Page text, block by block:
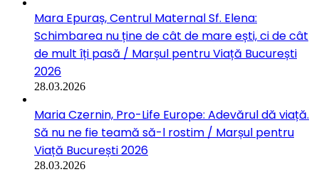
Mara Epuraș, Centrul Maternal Sf. Elena:
Schimbarea nu ține de cât de mare ești, ci de cât
de mult îți pasă / Marșul pentru Viață București
2026
28.03.2026
Maria Czernin, Pro-Life Europe: Adevărul dă viață.
Să nu ne fie teamă să-l rostim / Marșul pentru
Viață București 2026
28.03.2026